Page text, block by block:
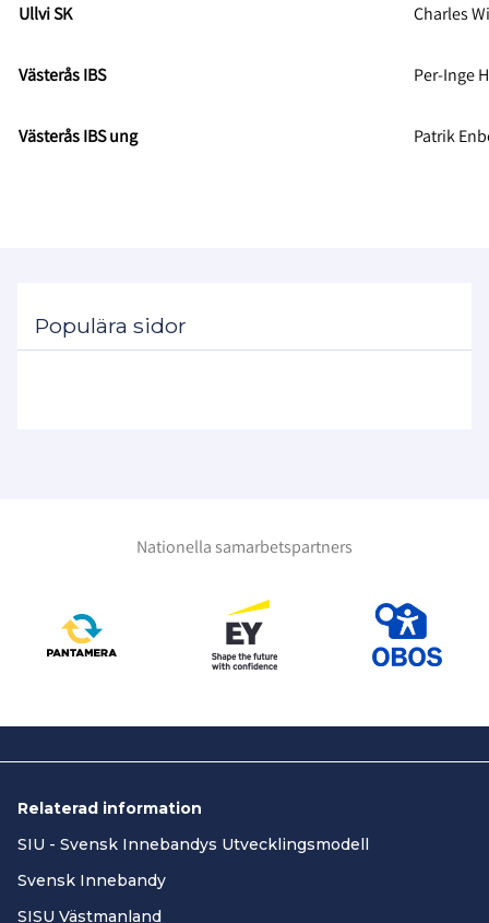
Ullvi SK Charles
Västerås IBS Per-Inge
Västerås IBS ung Patrik
Populära sidor
Nationella samarbetspartners
Relaterad information
SIU - Svensk Innebandys Utvecklingsmodell
Svensk Innebandy
SISU Västmanland